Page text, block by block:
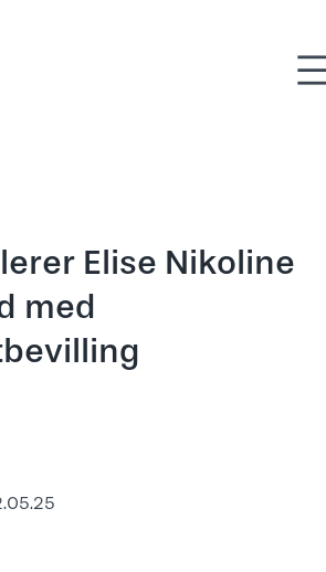
Elise Nikoline
med